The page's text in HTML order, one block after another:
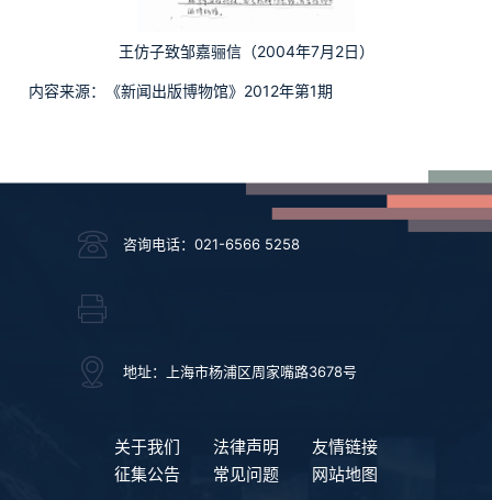
王仿子致邹嘉骊信（2004年7月2日）
内容来源：《新闻出版博物馆》2012年第1期
咨询电话：021-6566 5258
地址：上海市杨浦区周家嘴路3678号
关于我们 法律声明
友情链接
征集公告
常见问题 网站地图